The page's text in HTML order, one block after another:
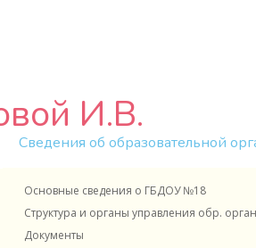
Новости Минпросвещения России
Прием в детский сад
Зачисление в первые классы
Наставничество
ОХРАНА ТРУДА
Страницы педагогов
Сведения об образовательной
Основные сведения о ГБДОУ №18
Структура и органы управления обр.
Документыцентр
И.В.